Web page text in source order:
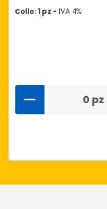
Collo: 1 pz - IVA 4%
0 pz